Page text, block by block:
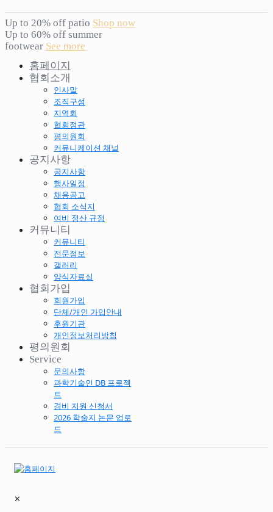
Up to 20% off patio Shop now
Up to 60% off summer
footwear See more
홈페이지
협회소개
인사말
조직구성
지역회
협회정관
평의원회
커뮤니케이션 채널
공지사항
공지사항
행사일정
채용공고
협회 소식지
여비 정산 규정
커뮤니티
커뮤니티
전문정보
갤러리
양식자료실
협회가입
회원가입
단체/개인 가입안내
후원기관
개인정보처리방침
평의원회
Service
문의사항
과학기술인 DB 프로젝
트
경비 지원 신청서
2026 학술지 논문 업로
드
✕